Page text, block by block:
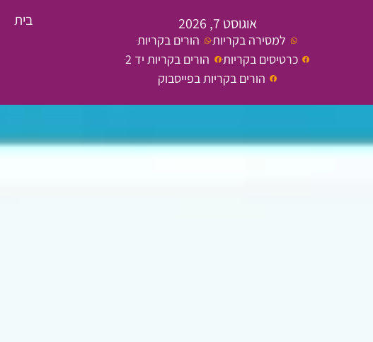
בית אוגוסט 7, 2026
למסירה בקריות
הורים בקריות
כרטיסים בקריות
הורים בקריות יד 2
הורים בקריות בפייסבוק